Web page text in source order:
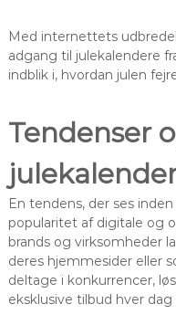
Med internettets
adgang til julekalendere
indblik i, hvordan julen
Tendenser
En tendens, der ses
popularitet af digitale og
brands og virksomheder
deres hjemmesider eller
deltage i konkurrencer,
eksklusive tilbud hver